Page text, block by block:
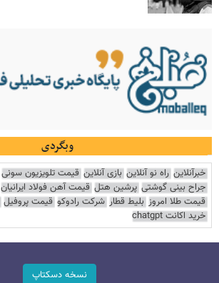
وبگردی
خبرآنلاین راه نو آنلاین بازی آنلاین قیمت تلویزیون سونی
جراح بینی گوشتی پرشین هتل قیمت آهن فولاد ایرانیان
قیمت طلا امروز بلیط قطار شرکت رادوکو قیمت پروفیل
خرید اکانت chatgpt
نسخه دسکتاپ